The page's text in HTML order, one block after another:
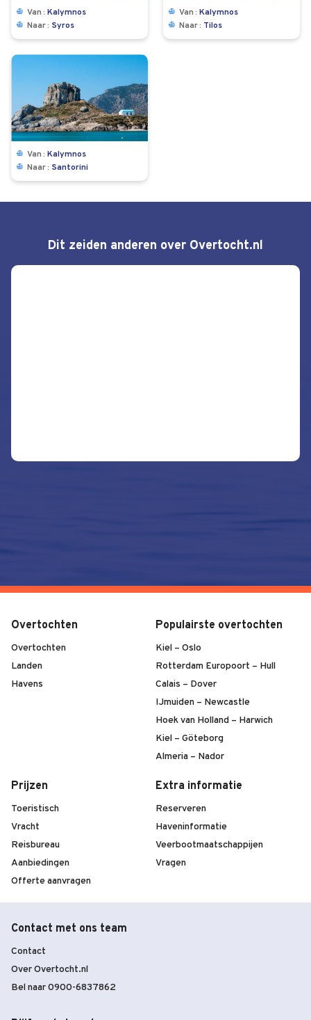
Van
Kalymnos
Naar
Syros
Van
Kalymnos
Naar
Tilos
Van
Kalymnos
Naar
Santorini
Dit zeiden anderen over Overtocht.nl
Overtochten
Overtochten
Landen
Havens
Populairste overtochten
Kiel – Oslo
Rotterdam Europoort – Hull
Calais – Dover
IJmuiden – Newcastle
Hoek van Holland – Harwich
Kiel – Göteborg
Almeria – Nador
Prijzen
Toeristisch
Vracht
Reisbureau
Aanbiedingen
Offerte aanvragen
Extra informatie
Reserveren
Haveninformatie
Veerbootmaatschappijen
Vragen
Contact met ons team
Contact
Over Overtocht.nl
Bel naar 0900-6837862